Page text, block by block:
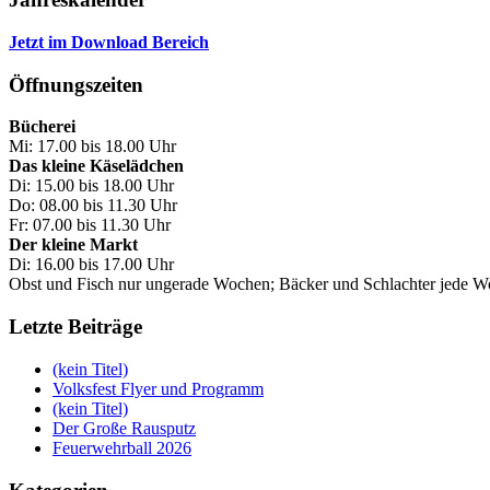
Jetzt im Download Bereich
Öffnungszeiten
Bücherei
Mi: 17.00 bis 18.00 Uhr
Das kleine Käselädchen
Di: 15.00 bis 18.00 Uhr
Do: 08.00 bis 11.30 Uhr
Fr: 07.00 bis 11.30 Uhr
Der kleine Markt
Di: 16.00 bis 17.00 Uhr
Obst und Fisch nur ungerade Wochen; Bäcker und Schlachter jede
Letzte Beiträge
(kein Titel)
Volksfest Flyer und Programm
(kein Titel)
Der Große Rausputz
Feuerwehrball 2026